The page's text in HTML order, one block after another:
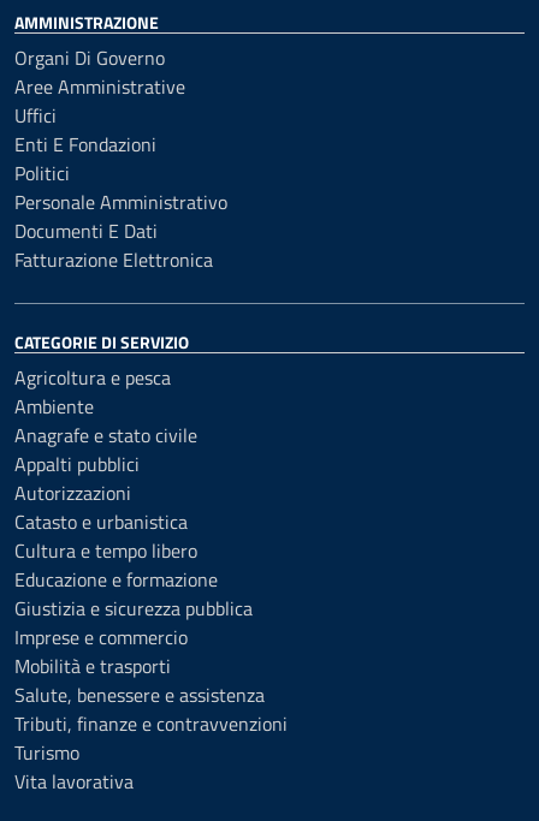
AMMINISTRAZIONE
Organi Di Governo
Aree Amministrative
Uffici
Enti E Fondazioni
Politici
Personale Amministrativo
Documenti E Dati
Fatturazione Elettronica
CATEGORIE DI SERVIZIO
Agricoltura e pesca
Ambiente
Anagrafe e stato civile
Appalti pubblici
Autorizzazioni
Catasto e urbanistica
Cultura e tempo libero
Educazione e formazione
Giustizia e sicurezza pubblica
Imprese e commercio
Mobilità e trasporti
Salute, benessere e assistenza
Tributi, finanze e contravvenzioni
Turismo
Vita lavorativa